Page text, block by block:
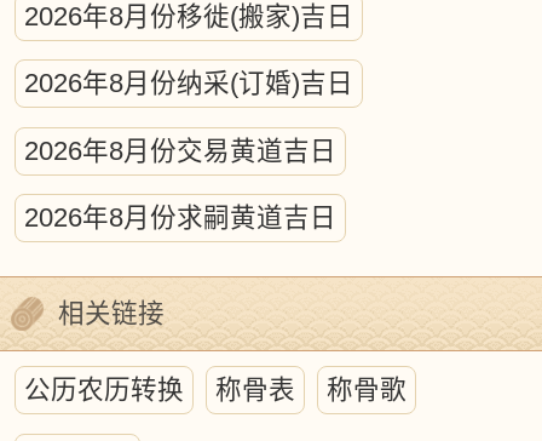
编制精密的天文年历，凝聚着先民持续千
年的天文观测智慧，堪称古代科学实践的
典范。
天体运行对人类文明的影响历来备受关
注，古今学者普遍认同宇宙运动对地球生
态系统的深刻塑造。日月星辰的周期性运
动暗合万物生长规律，蕴含着精微的自然
法则。古代历法正是通过构建时空坐标，
为探究天人关系提供了关键的研究框架。
2026年8月份移徙(搬家)吉日
2026年8月份纳采(订婚)吉日
2026年8月份交易黄道吉日
2026年8月份求嗣黄道吉日
相关链接
公历农历转换 称骨表 称骨歌